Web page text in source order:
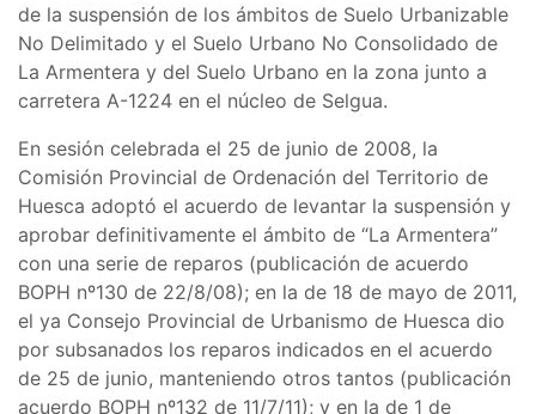
de la suspensión de los ámbitos de Suelo Urbanizable
No Delimitado y el Suelo Urbano No Consolidado de
La Armentera y del Suelo Urbano en la zona junto a
carretera A-1224 en el núcleo de Selgua.
En sesión celebrada el 25 de junio de 2008, la
Comisión Provincial de Ordenación del Territorio de
Huesca adoptó el acuerdo de levantar la suspensión y
aprobar definitivamente el ámbito de “La Armentera”
con una serie de reparos (publicación de acuerdo
BOPH nº130 de 22/8/08); en la de 18 de mayo de 2011,
el ya Consejo Provincial de Urbanismo de Huesca dio
por subsanados los reparos indicados en el acuerdo
de 25 de junio, manteniendo otros tantos (publicación
acuerdo BOPH nº132 de 11/7/11); y en la de 1 de